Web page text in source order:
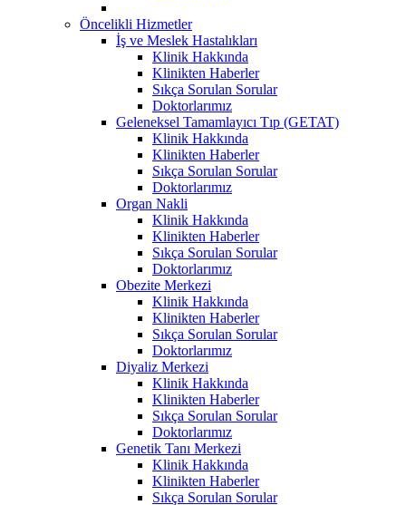
Öncelikli Hizmetler
İş ve Meslek Hastalıkları
Klinik Hakkında
Klinikten Haberler
Sıkça Sorulan Sorular
Doktorlarımız
Geleneksel Tamamlayıcı Tıp (GETAT)
Klinik Hakkında
Klinikten Haberler
Sıkça Sorulan Sorular
Doktorlarımız
Organ Nakli
Klinik Hakkında
Klinikten Haberler
Sıkça Sorulan Sorular
Doktorlarımız
Obezite Merkezi
Klinik Hakkında
Klinikten Haberler
Sıkça Sorulan Sorular
Doktorlarımız
Diyaliz Merkezi
Klinik Hakkında
Klinikten Haberler
Sıkça Sorulan Sorular
Doktorlarımız
Genetik Tanı Merkezi
Klinik Hakkında
Klinikten Haberler
Sıkça Sorulan Sorular